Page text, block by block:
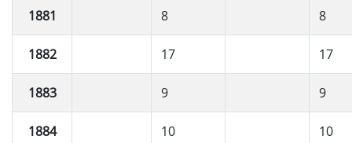
1881 8 8
1882 17 17
1883 9 9
1884 10 10